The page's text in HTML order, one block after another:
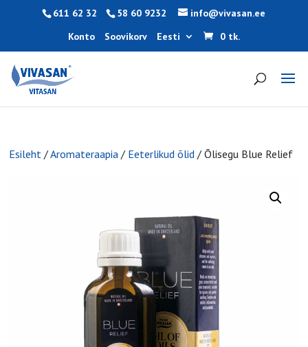
611 62 32 58 60 9232
info@vivasan.ee
Konto
Soovikorv Eesti 0 tk.
Esileht /Aromateraapia / Eeterlikud õlid / Õlisegu Blue Relief